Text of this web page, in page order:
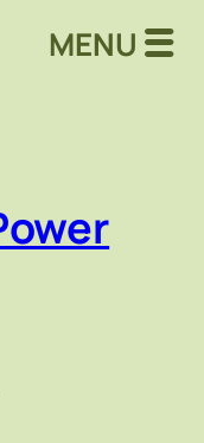
MENU